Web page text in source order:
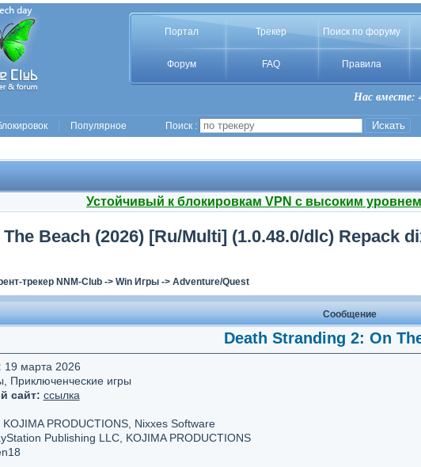
Портал Трекер Поиск по форуму
Форум FAQ Правила
Нас вместе:
Популярное Поиск :
Устойчивый к блокировкам VPN с высоким
Beach (2026) [Ru/Multi] (1.0.48.0/dlc) Repack
трекер NNM-Club-> Win Игры-> Adventure/Quest
Сообщение
Death Stranding 2: On
19 марта 2026
Приключенческие игры
сайт: ссылка
KOJIMA PRODUCTIONS, Nixxes Software
Publishing LLC, KOJIMA PRODUCTIONS